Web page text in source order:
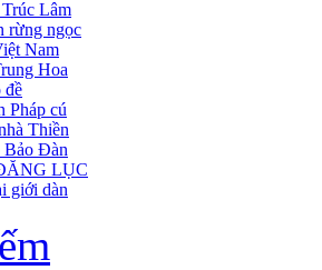
Lâm
rừng ngọc
Nam
Hoa
đề
Pháp cú
Thiền
Bảo Đàn
LỤC
giới dàn